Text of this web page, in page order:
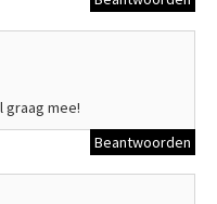
graag mee!
Beantwoorden